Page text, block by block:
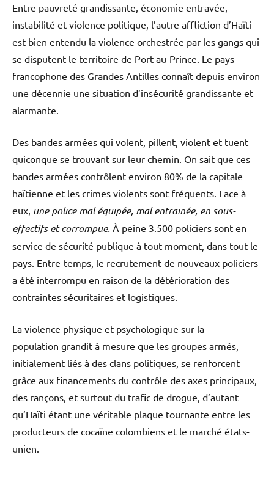
Entre pauvreté grandissante, économie entravée,
instabilité et violence politique, l’autre affliction d’Haïti
est bien entendu la violence orchestrée par les gangs qui
se disputent le territoire de Port-au-Prince. Le pays
francophone des Grandes Antilles connaît depuis environ
une décennie une situation d’insécurité grandissante et
alarmante.
Des bandes armées qui volent, pillent, violent et tuent
quiconque se trouvant sur leur chemin. On sait que ces
bandes armées contrôlent environ 80% de la capitale
haïtienne et les crimes violents sont fréquents. Face à
eux, une police mal équipée, mal entrainée, en sous-
effectifs et corrompue. À peine 3.500 policiers sont en
service de sécurité publique à tout moment, dans tout le
pays. Entre-temps, le recrutement de nouveaux policiers
a été interrompu en raison de la détérioration des
contraintes sécuritaires et logistiques.
La violence physique et psychologique sur la
population grandit à mesure que les groupes armés,
initialement liés à des clans politiques, se renforcent
grâce aux financements du contrôle des axes principaux,
des rançons, et surtout du trafic de drogue, d’autant
qu’Haïti étant une véritable plaque tournante entre les
producteurs de cocaïne colombiens et le marché états-
unien.